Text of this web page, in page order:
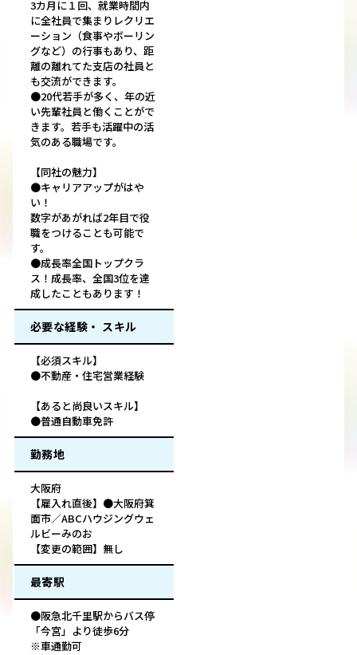
3カ月に１回、就業時間内
に全社員で集まりレクリエ
ーション（食事やボーリン
グなど）の行事もあり、距
離の離れてた支店の社員と
も交流ができます。
●20代若手が多く、年の近
い先輩社員と働くことがで
きます。若手も活躍中の活
気のある職場です。
【同社の魅力】
●キャリアアップがはや
い！
数字があがれば2年目で役
職をつけることも可能で
す。
●成長率全国トップクラ
ス！成長率、全国3位を達
成したこともあります！
必要な経験・ スキル
【必須スキル】
●不動産・住宅営業経験
【あると尚良いスキル】
●普通自動車免許
勤務地
大阪府
【雇入れ直後】●大阪府箕
面市／ABCハウジングウェ
ルビーみのお
【変更の範囲】無し
最寄駅
●阪急北千里駅からバス停
「今宮」より徒歩6分
※車通勤可